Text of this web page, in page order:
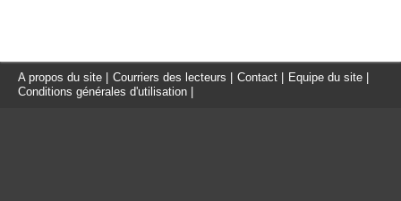
A propos du site Courriers des lecteurs Contact Equipe du site
Conditions générales d'utilisation